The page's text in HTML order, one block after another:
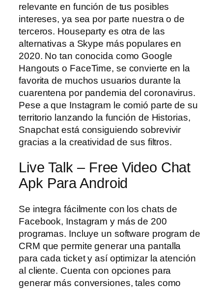
relevante en función de tus posibles
intereses, ya sea por parte nuestra o de
terceros. Houseparty es otra de las
alternativas a Skype más populares en
2020. No tan conocida como Google
Hangouts o FaceTime, se convierte en la
favorita de muchos usuarios durante la
cuarentena por pandemia del coronavirus.
Pese a que Instagram le comió parte de su
territorio lanzando la función de Historias,
Snapchat está consiguiendo sobrevivir
gracias a la creatividad de sus filtros.
Live Talk – Free Video Chat
Apk Para Android
Se integra fácilmente con los chats de
Facebook, Instagram y más de 200
programas. Incluye un software program de
CRM que permite generar una pantalla
para cada ticket y así optimizar la atención
al cliente. Cuenta con opciones para
generar más conversiones, tales como